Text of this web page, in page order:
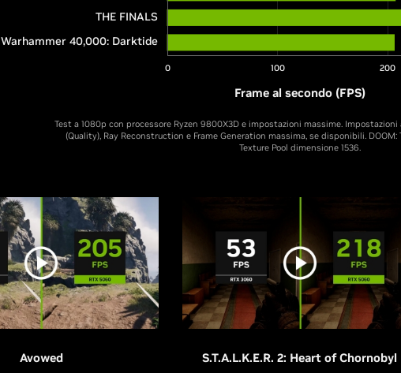
0 100 200
THE FINALS
Warhammer 40,000: Darktide
Frame al secondo (FPS)
Test a 1080p con processore Ryzen 9800X3D e impostazioni massime.
(Quality), Ray Reconstruction e Frame Generation massima, se disponibili.
Texture Pool dimensione 1536.
Avowed S.T.A.L.K.E.R. 2: Heart of Chornobyl